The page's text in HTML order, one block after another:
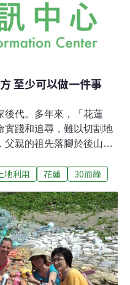
舊部落有個日據時代以來
二年（1
至少可以做一件事
後代。多年來，「花蓮
實踐和追尋，難以切割地
父親的祖先落腳於後山吉
長大，幼時的記憶，卻有
香村的火車站旁經營貨運
車，帶著我們堂兄弟姊妹
蘿蔔頭遊山玩水。從山上
的磯崎、水璉，都有斐悅
為止，她的寒暑假，幾乎
一個連結，來自父母。愛
地利用 花蓮 30而綠